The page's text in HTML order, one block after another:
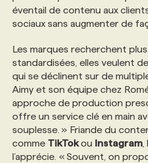
éventail de contenu aux
sociaux sans augmenter de
Les marques recherchent
standardisées, elles veulent
qui se déclinent sur de
Aimy et son équipe chez
approche de production
offre un service clé en main
souplesse. » Friande du
comme TikTokou Instagram,
l’apprécie. « Souvent, on